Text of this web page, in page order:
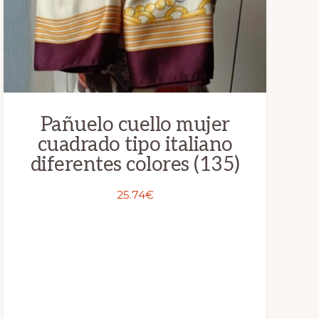
Pañuelo cuello mujer
cuadrado tipo italiano
diferentes colores (135)
25.74€
pueden
elegir
página
producto